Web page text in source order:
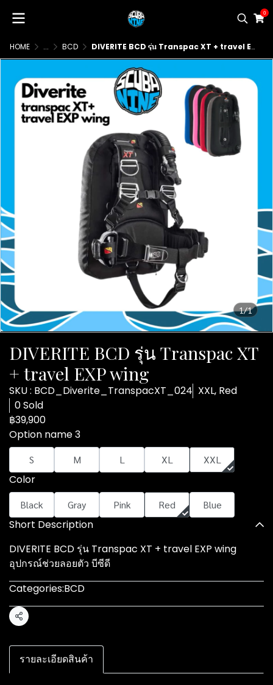
0
HOME ... BCD DIVERITE BCD รุ่น Transpac XT + travel EXP wing
1/1
DIVERITE BCD รุ่น Transpac XT
+ travel EXP wing
SKU : BCD_Diverite_TranspacXT_024 XXL, Red
0 Sold
฿39,900
Option name 3
S M L XL XXL
Color
Black Gray Pink Red Blue
Short Description
DIVERITE BCD รุ่น Transpac XT + travel EXP wing
อุปกรณ์ช่วยลอยตัว บีซีดี
Categories:BCD
Share
รายละเอียดสินค้า